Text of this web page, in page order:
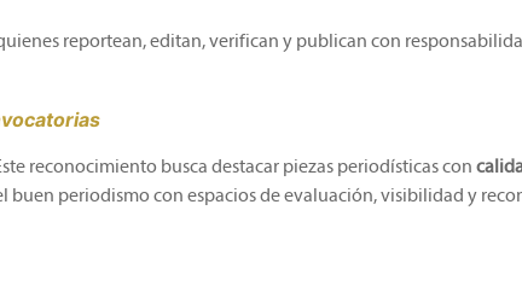
reportean, editan, verifican y publican con
reconocimiento busca destacar piezas periodísticas con
buen periodismo con espacios de evaluación, visibilidad y